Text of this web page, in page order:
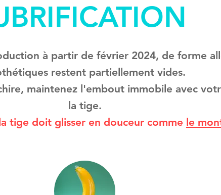
à partir de février 2024, de forme
restent partiellement vides.
maintenez l'embout immobile avec
la tige.
tige doit glisser en douceur comme le